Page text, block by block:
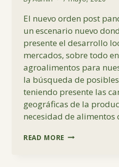
El nuevo orden post
un escenario nuevo
presente el desarrollo
mercados, sobre todo
agroalimentos para
la búsqueda de
teniendo presente las
geográficas de la
necesidad de
READ MORE CAAF